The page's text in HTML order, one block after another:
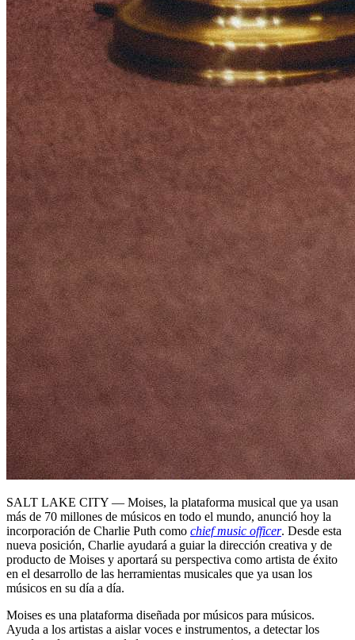
SALT LAKE CITY — Moises, la plataforma musical que ya usan
más de 70 millones de músicos en todo el mundo, anunció hoy la
incorporación de Charlie Puth como chief music officer. Desde esta
nueva posición, Charlie ayudará a guiar la dirección creativa y de
producto de Moises y aportará su perspectiva como artista de éxito
en el desarrollo de las herramientas musicales que ya usan los
músicos en su día a día.
Moises es una plataforma diseñada por músicos para músicos.
Ayuda a los artistas a aislar voces e instrumentos, a detectar los